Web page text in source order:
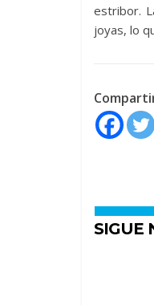
estribor.
joyas, lo
SIGUE